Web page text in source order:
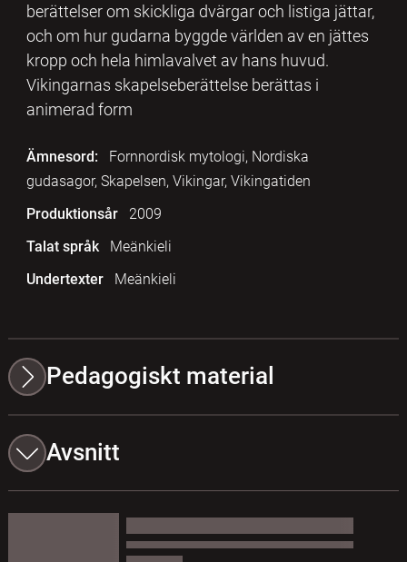
berättelser om skickliga dvärgar och listiga jättar,
och om hur gudarna byggde världen av en jättes
kropp och hela himlavalvet av hans huvud.
Vikingarnas skapelseberättelse berättas i
animerad form
Ämnesord:
Fornnordisk mytologi, Nordiska
gudasagor, Skapelsen, Vikingar, Vikingatiden
Produktionsår
2009
Talat språk
Meänkieli
Undertexter
Meänkieli
Pedagogiskt material
Avsnitt